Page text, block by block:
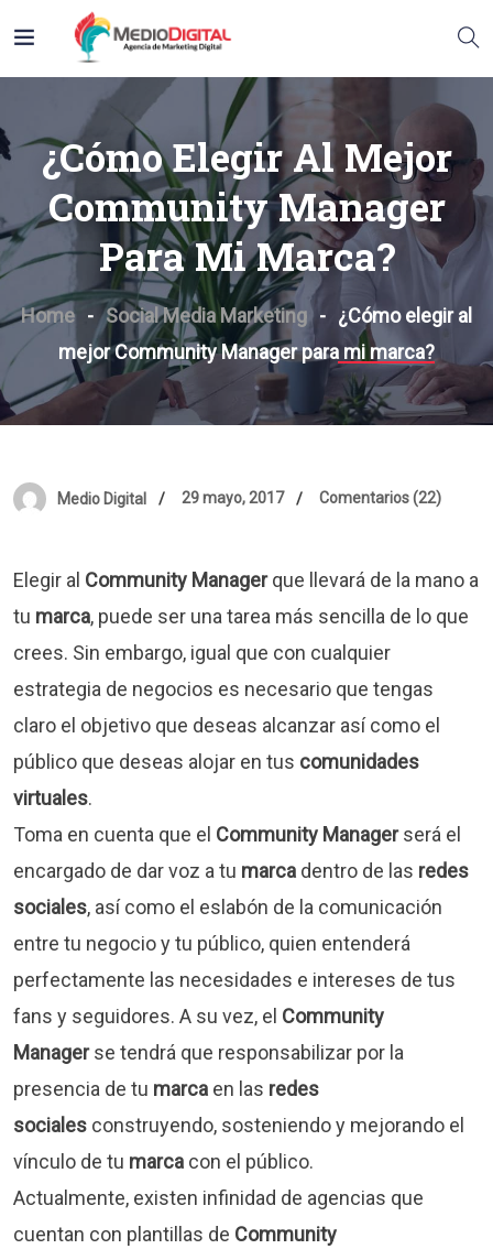
¿Cómo Elegir Al Mejor
Community Manager
Para Mi Marca?
Home Social Media Marketing
¿Cómo elegir al
mejor Community Manager para mi marca?
Medio Digital 29 mayo, 2017 Comentarios (22)
Elegir al Community Managerque llevará de la mano a
tu marca, puede ser una tarea más sencilla de lo que
crees. Sin embargo, igual que con cualquier
estrategia de negocios es necesario que tengas
claro el objetivo que deseas alcanzar así como el
público que deseas alojar en tus comunidades
virtuales.
Toma en cuenta que el Community Managerserá el
encargado de dar voz a tu marca dentro de las redes
sociales, así como el eslabón de la comunicación
entre tu negocio y tu público, quien entenderá
perfectamente las necesidades e intereses de tus
fans y seguidores. A su vez, el Community
Managerse tendrá que responsabilizar por la
presencia de tu marca en las redes
sociales construyendo, sosteniendo y mejorando el
vínculo de tu marca con el público.
Actualmente, existen infinidad de agencias que
cuentan con plantillas de Community